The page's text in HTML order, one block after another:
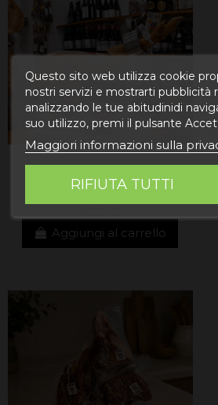
Prosciutto di Teruel DOP
115,91 €
Aggiungi al carrello
Questo sito web utilizza cookie
nostri servizi e mostrarti pubblicità
analizzando le tue abitudinidi
suo utilizzo, premi il pulsante
Maggiori informazioni sulla
RIFIUTA TUTTI